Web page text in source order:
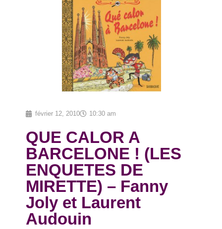
février 12, 2010 10:30 am
QUE CALOR A
BARCELONE ! (LES
ENQUETES DE
MIRETTE) – Fanny
Joly et Laurent
Audouin